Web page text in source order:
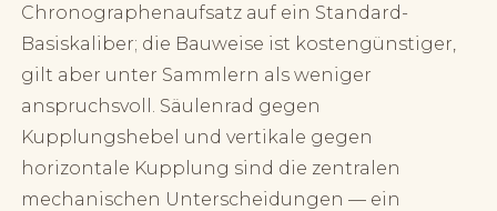
Chronographenaufsatz auf ein Standard-
Basiskaliber; die Bauweise ist kostengünstiger,
gilt aber unter Sammlern als weniger
anspruchsvoll. Säulenrad gegen
Kupplungshebel und vertikale gegen
horizontale Kupplung sind die zentralen
mechanischen Unterscheidungen — ein